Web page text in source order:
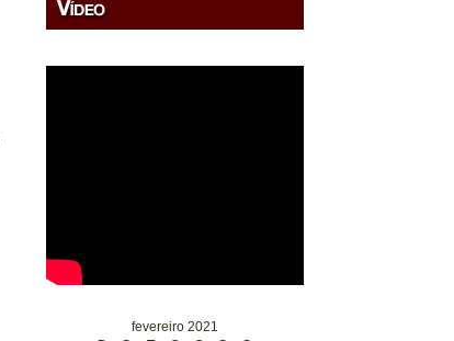
fevereiro 2021